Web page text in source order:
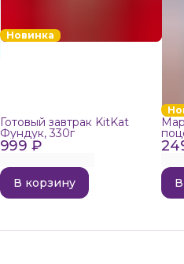
Новинка
999 ₽
Готовый завтрак KitKat
Фундук, 330г
В корзину